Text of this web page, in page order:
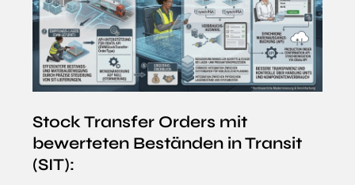
Stock Transfer Orders mit
bewerteten Beständen in Transit
(SIT):